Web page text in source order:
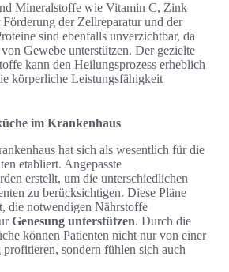
Mineralstoffe wie Vitamin C, Zink
der Zellreparatur und der
sind ebenfalls unverzichtbar, da
Gewebe unterstützen. Der gezielte
kann den Heilungsprozess erheblich
körperliche Leistungsfähigkeit
im Krankenhaus
hat sich als wesentlich für die
etabliert. Angepasste
erstellt, um die unterschiedlichen
zu berücksichtigen. Diese Pläne
die notwendigen Nährstoffe
Genesung unterstützen. Durch die
können Patienten nicht nur von einer
profitieren, sondern fühlen sich auch